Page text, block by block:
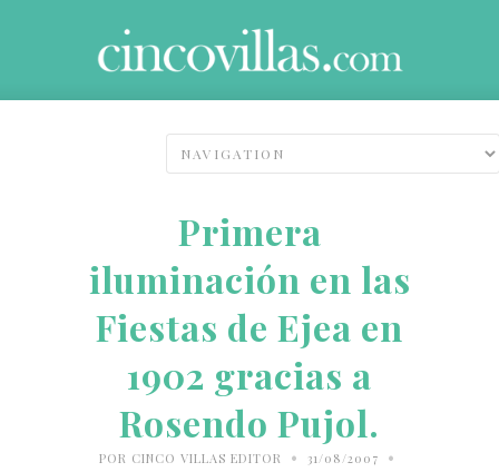
Primera
iluminación en las
Fiestas de Ejea en
1902 gracias a
Rosendo Pujol.
POR CINCO VILLAS EDITOR • 31/08/2007 •